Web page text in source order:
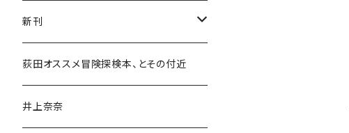
新刊
和書
文学・小説・物語
荻田オススメ冒険探検本、とその付近
井上奈奈